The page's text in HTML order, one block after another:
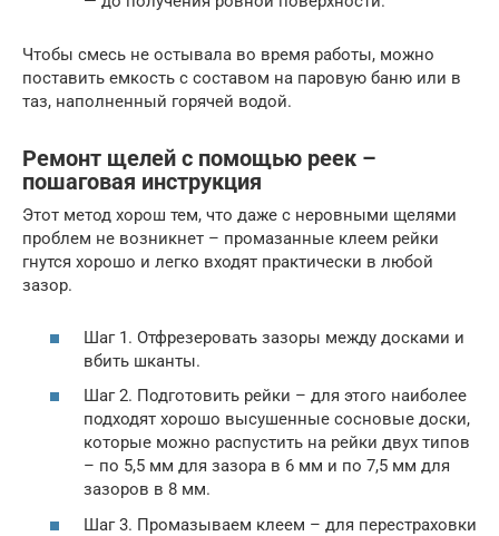
Чтобы смесь не остывала во время работы, можно
поставить емкость с составом на паровую баню или в
таз, наполненный горячей водой.
Ремонт щелей с помощью реек –
пошаговая инструкция
Этот метод хорош тем, что даже с неровными щелями
проблем не возникнет – промазанные клеем рейки
гнутся хорошо и легко входят практически в любой
зазор.
Шаг 1. Отфрезеровать зазоры между досками и
вбить шканты.
Шаг 2. Подготовить рейки – для этого наиболее
подходят хорошо высушенные сосновые доски,
которые можно распустить на рейки двух типов
– по 5,5 мм для зазора в 6 мм и по 7,5 мм для
зазоров в 8 мм.
Шаг 3. Промазываем клеем – для перестраховки